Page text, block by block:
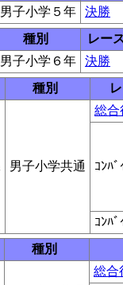
男子小学５年
決勝
種別 レー
男子小学６年
決勝
種別
男子小学共通
総合
ｺﾝﾊ
ｺﾝﾊ
種別
総合